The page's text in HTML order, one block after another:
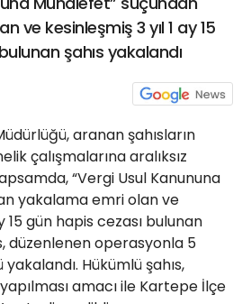
ve kesinleşmiş 3 yıl 1 ay 15
şahıs yakalandı
aranan şahısların
çalışmalarına aralıksız
“Vergi Usul Kanununa
yakalama emri olan ve
15 gün hapis cezası bulunan
düzenlenen operasyonla 5
Hükümlü şahıs,
amacı ile Kartepe İlçe
21 Gölcük
02624132333